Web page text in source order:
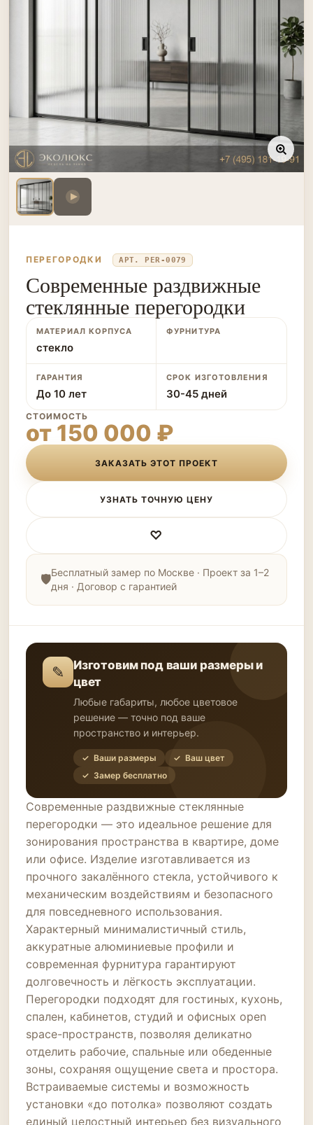
ПЕРЕГОРОДКИ АРТ. PER-0079
Современные раздвижные
стеклянные перегородки
МАТЕРИАЛ КОРПУСА
стекло
ФУРНИТУРА
ГАРАНТИЯ
До 10 лет
СРОК ИЗГОТОВЛЕНИЯ
30-45 дней
СТОИМОСТЬ
от 150 000 ₽
ЗАКАЗАТЬ ЭТОТ ПРОЕКТ
УЗНАТЬ ТОЧНУЮ ЦЕНУ
♡
Бесплатный замер по Москве · Проект за 1–2
дня · Договор с гарантией
✎
Изготовим под ваши размеры и
цвет
Любые габариты, любое цветовое
решение — точно под ваше
пространство и интерьер.
✓ Ваши размеры
✓ Ваш цвет
✓ Замер бесплатно
Современные раздвижные стеклянные
перегородки — это идеальное решение для
зонирования пространства в квартире, доме
или офисе. Изделие изготавливается из
прочного закалённого стекла, устойчивого к
механическим воздействиям и безопасного
для повседневного использования.
Характерный минималистичный стиль,
аккуратные алюминиевые профили и
современная фурнитура гарантируют
долговечность и лёгкость эксплуатации.
Перегородки подходят для гостиных, кухонь,
спален, кабинетов, студий и офисных open
space-пространств, позволяя деликатно
отделить рабочие, спальные или обеденные
зоны, сохраняя ощущение света и простора.
Встраиваемые системы и возможность
установки «до потолка» позволяют создать
единый целостный интерьер без визуального